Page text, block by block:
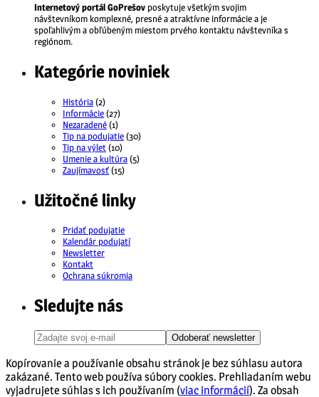
Internetový portál GoPrešov poskytuje všetkým svojim
návštevníkom komplexné, presné a atraktívne informácie a je
spoľahlivým a obľúbeným miestom prvého kontaktu návštevníka s
regiónom.
Kategórie noviniek
História(2)
Informácie(27)
Nezaradené(1)
Tip na podujatie(30)
Tip na výlet(10)
Umenie a kultúra(5)
Zaujímavosť(15)
Užitočné linky
Pridať podujatie
Kalendár podujatí
Newsletter
Kontakt
Ochrana súkromia
Sledujte nás
Odoberať newsletter
Kopírovanie a používanie obsahu stránok je bez súhlasu autora
zakázané. Tento web používa súbory cookies. Prehliadaním webu
vyjadrujete súhlas s ich používaním (viac informácií). Za obsah